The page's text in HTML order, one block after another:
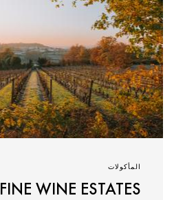
المأكولات
FINE WINE ESTATES